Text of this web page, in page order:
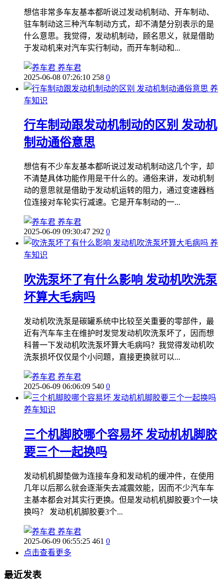
想信非常多车友基本都听说过发动机制动、开车制动、
驻车制动这三种汽车制动方式，却不清楚分别表示的是
什么意思。我觉得，发动机制动，顾名思义，就是借助
于发动机来对汽车实行制动，而开车制动和...
养车君
2025-06-08 07:26:10 258 0
养
车知识
行车制动跟发动机制动的区别 发动机
制动通俗意思
想信有不少车友基本都听说过发动机制动这几个字，却
不清楚具体功能作用是干什么的。通俗来讲，发动机制
动的意思就是借助于发动机运转的阻力，通过变速器档
位连接对车轮实行减速。它是开车制动的一...
养车君
2025-06-09 09:30:47 292 0
养
车知识
吹洗泵坏了有什么影响 发动机吹洗泵
坏算大毛病吗
发动机吹洗泵是碳罐系统中比较至关重要的零部件，最
近有汽车车主在维护时发觉发动机吹洗泵坏了，因而想
科普一下发动机吹洗泵坏算大毛病吗？我觉得发动机吹
洗泵损坏仅仅是个小问題，直接更换就可以...
养车君
2025-06-09 06:06:09 540 0
养车知识
三个机脚胶哪个容易坏 发动机机脚胶
要三个一起换吗
发动机机脚垫做为连接车身和发动机的缓冲件，在使用
几年以后那么就会逐渐失去减震效能，因而不少汽车车
主基本都会对其实行更换。但是发动机机脚胶要3个一块
换吗？ 发动机机脚胶要3个...
养车君
2025-06-09 06:55:25 461 0
点击查看更多
最近发表